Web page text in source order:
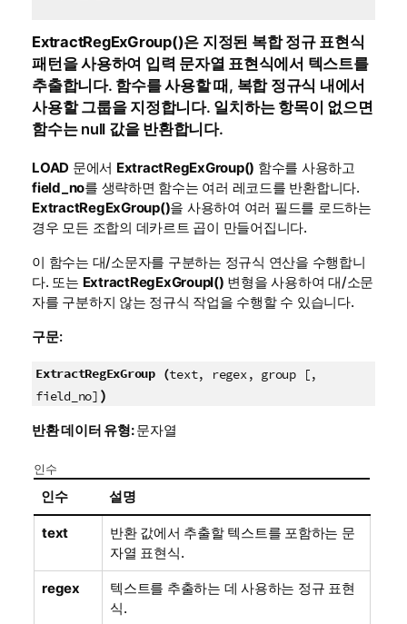
ExtractRegExGroup()은 지정된 복합 정규 표현식
패턴을 사용하여 입력 문자열 표현식에서 텍스트를
추출합니다. 함수를 사용할 때, 복합 정규식 내에서
사용할 그룹을 지정합니다. 일치하는 항목이 없으면
함수는 null 값을 반환합니다.
LOAD 문에서 ExtractRegExGroup() 함수를 사용하고
field_no를 생략하면 함수는 여러 레코드를 반환합니다.
ExtractRegExGroup()을 사용하여 여러 필드를 로드하는
경우 모든 조합의 데카르트 곱이 만들어집니다.
이 함수는 대/소문자를 구분하는 정규식 연산을 수행합니
다. 또는 ExtractRegExGroupI() 변형을 사용하여 대/소문
자를 구분하지 않는 정규식 작업을 수행할 수 있습니다.
구문:
ExtractRegExGroup (text, regex, group [,
field_no] )
반환 데이터 유형:문자열
인수
인수 설명
text
반환 값에서 추출할 텍스트를 포함하는 문
자열 표현식.
regex
텍스트를 추출하는 데 사용하는 정규 표현
식.